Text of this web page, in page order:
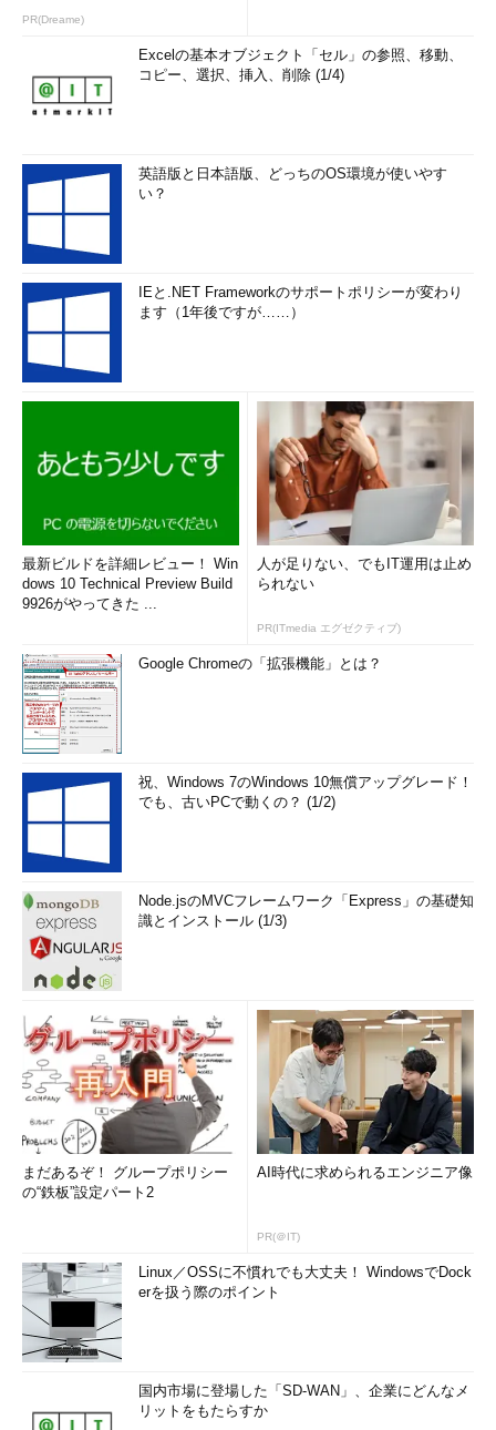
PR(Dreame)
Excelの基本オブジェクト「セル」の参照、移動、
コピー、選択、挿入、削除 (1/4)
英語版と日本語版、どっちのOS環境が使いやす
い？
IEと.NET Frameworkのサポートポリシーが変わり
ます（1年後ですが……）
最新ビルドを詳細レビュー！ Win
dows 10 Technical Preview Build
9926がやってきた ...
人が足りない、でもIT運用は止め
られない
PR(ITmedia エグゼクティブ)
Google Chromeの「拡張機能」とは？
祝、Windows 7のWindows 10無償アップグレード！
でも、古いPCで動くの？ (1/2)
Node.jsのMVCフレームワーク「Express」の基礎知
識とインストール (1/3)
まだあるぞ！ グループポリシー
の“鉄板”設定パート2
AI時代に求められるエンジニア像
PR(＠IT)
Linux／OSSに不慣れでも大丈夫！ WindowsでDock
erを扱う際のポイント
国内市場に登場した「SD-WAN」、企業にどんなメ
リットをもたらすか